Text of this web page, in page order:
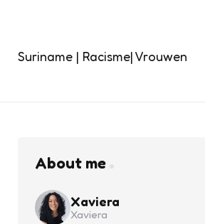
Suriname | Racisme| Vrouwen
About me
Xaviera
Xaviera